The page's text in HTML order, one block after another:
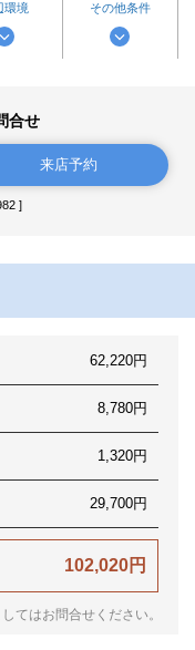
環境 その他条件
合せ
来店予約
]
62,220円
8,780円
1,320円
29,700円
102,020円
てはお問合せください。